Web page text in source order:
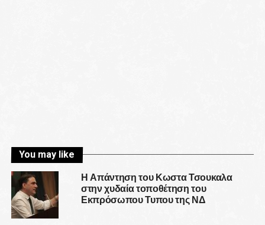
You may like
Η Απάντηση του Κωστα Τσουκαλα
στην χυδαία τοποθέτηση του
Εκπρόσωπου Τυπου της ΝΔ